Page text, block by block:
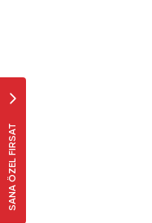
SANA ÖZEL FIRSAT